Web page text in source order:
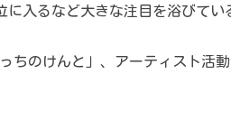
に入るなど大きな注目を浴びてい
ちのけんと」、アーティスト活